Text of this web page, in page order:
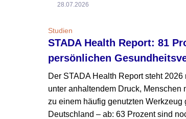
28.07.2026
Studien
STADA Health Report: 81
persönlichen
Der STADA Health Report steht
unter anhaltendem Druck,
zu einem häufig genutzten
Deutschland – ab: 63 Prozent sind